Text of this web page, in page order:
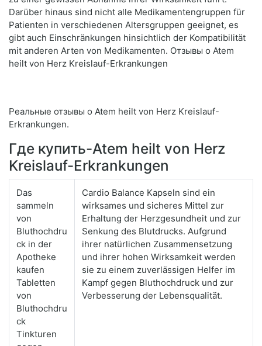
Darüber hinaus sind nicht alle Medikamentengruppen für
Patienten in verschiedenen Altersgruppen geeignet, es
gibt auch Einschränkungen hinsichtlich der Kompatibilität
mit anderen Arten von Medikamenten. Отзывы о Atem
heilt von Herz Kreislauf-Erkrankungen
Реальные отзывы о Atem heilt von Herz Kreislauf-
Erkrankungen.
Где купить-Atem heilt von Herz
Kreislauf-Erkrankungen
Das
sammeln
von
Bluthochdru
ck in der
Apotheke
kaufen
Tabletten
von
Bluthochdru
ck
Tinkturen
Cardio Balance Kapseln sind ein
wirksames und sicheres Mittel zur
Erhaltung der Herzgesundheit und zur
Senkung des Blutdrucks. Aufgrund
ihrer natürlichen Zusammensetzung
und ihrer hohen Wirksamkeit werden
sie zu einem zuverlässigen Helfer im
Kampf gegen Bluthochdruck und zur
Verbesserung der Lebensqualität.